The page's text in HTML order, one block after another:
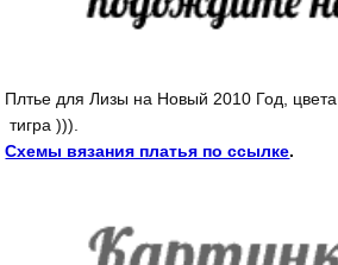
Плтье для Лизы на Новый 2010 Год, цвета
тигра ))).
Схемы вязания платья по ссылке.